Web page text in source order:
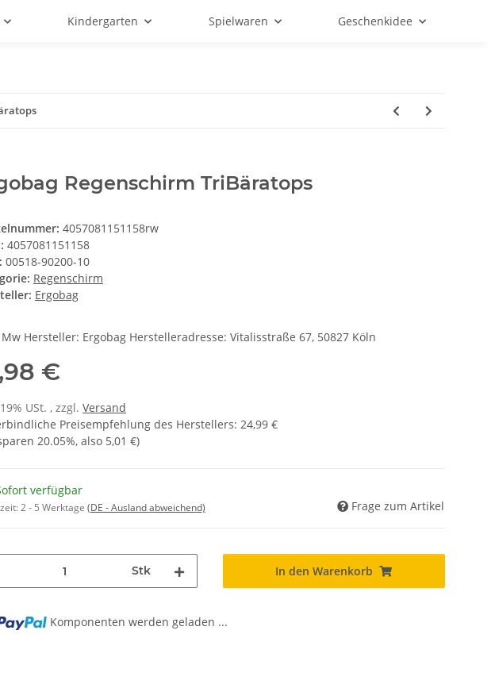
Kindergarten Spielwaren Geschenkidee
Regenschirm TriBäratops
4057081151158rw
4057081151158
00518-90200-10
Regenschirm
Ergobag
Hersteller: Ergobag Herstelleradresse: Vitalisstraße 67, 50827 Köln
€
USt. , zzgl. Versand
Preisempfehlung des Herstellers: 24,99 €
20.05%, also 5,01 €)
verfügbar
2 - 5 Werktage (DE - Ausland abweichend) Frage zum Artikel
Stk In den Warenkorb
Komponenten werden geladen ...